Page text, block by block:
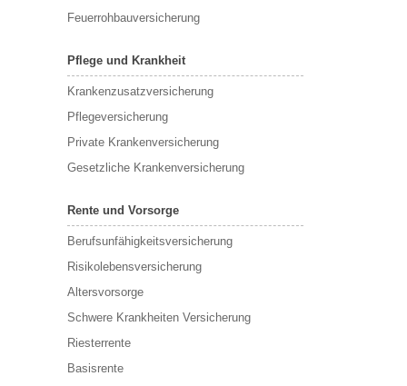
Feuerrohbauversicherung
Pflege und Krankheit
Krankenzusatzversicherung
Pflegeversicherung
Private Krankenversicherung
Gesetzliche Krankenversicherung
Rente und Vorsorge
Berufs­unfähigkeitsversicherung
Risikolebensversicherung
Altersvorsorge
Schwere Krankheiten Versicherung
Riesterrente
Basisrente